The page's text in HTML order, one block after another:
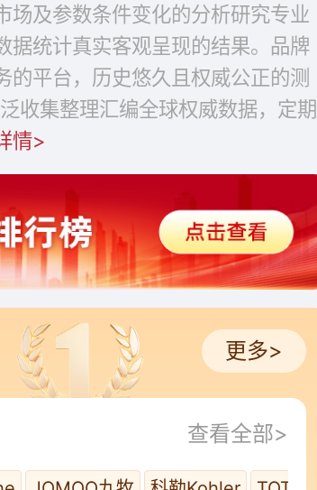
场及参数条件变化的分析研究专业
据统计真实客观呈现的结果。品牌
平台，历史悠久且权威公正的测
收集整理汇编全球权威数据，定期
情>
更多>
查看全部>